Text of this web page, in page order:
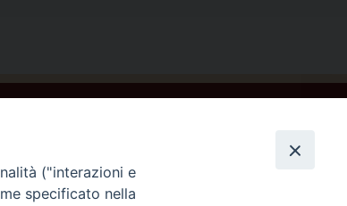
("interazioni e
specificato nella